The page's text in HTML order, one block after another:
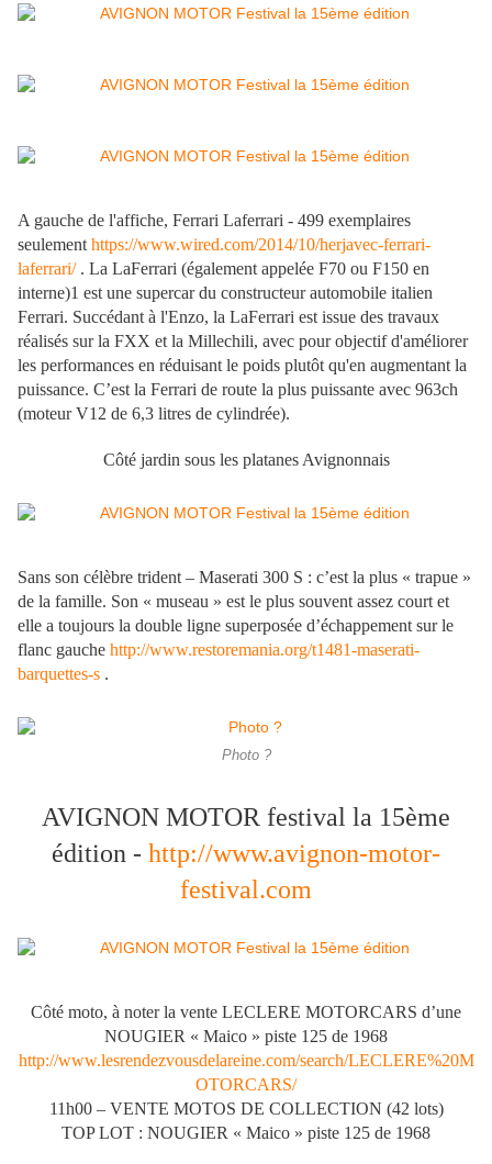
A gauche de l'affiche, Ferrari Laferrari - 499 exemplaires
seulement https://www.wired.com/2014/10/herjavec-ferrari-
laferrari/. La LaFerrari (également appelée F70 ou F150 en
interne)1 est une supercar du constructeur automobile italien
Ferrari. Succédant à l'Enzo, la LaFerrari est issue des travaux
réalisés sur la FXX et la Millechili, avec pour objectif d'améliorer
les performances en réduisant le poids plutôt qu'en augmentant la
puissance. C’est la Ferrari de route la plus puissante avec 963ch
(moteur V12 de 6,3 litres de cylindrée).
Côté jardin sous les platanes Avignonnais
Sans son célèbre trident – Maserati 300 S : c’est la plus « trapue »
de la famille. Son « museau » est le plus souvent assez court et
elle a toujours la double ligne superposée d’échappement sur le
flanc gauche http://www.restoremania.org/t1481-maserati-
barquettes-s .
Photo ?
AVIGNON MOTOR festival la 15ème
édition - http://www.avignon-motor-
festival.com
Côté moto, à noter la vente LECLERE MOTORCARS d’une
NOUGIER « Maico » piste 125 de 1968
http://www.lesrendezvousdelareine.com/search/LECLERE%20M
OTORCARS/
11h00 – VENTE MOTOS DE COLLECTION (42 lots)
TOP LOT : NOUGIER « Maico » piste 125 de 1968